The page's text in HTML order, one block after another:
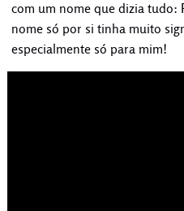
com um nome que dizia tudo:
nome só por si tinha muito
especialmente só para mim!